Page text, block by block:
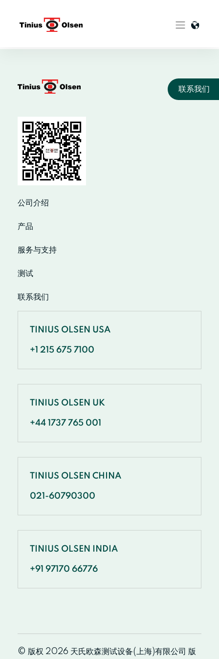
公司介绍
产品
服务与支持
测试
联系我们
TINIUS OLSEN USA
+1 215 675 7100
TINIUS OLSEN UK
+44 1737 765 001
TINIUS OLSEN CHINA
021-60790300
TINIUS OLSEN INDIA
+91 97170 66776
© 版权 2026 天氏欧森测试设备(上海)有限公司 版
联系我们